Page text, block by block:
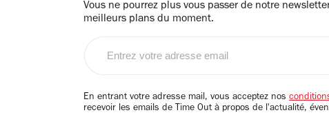
Vous ne pourrez plus vous passer de notre
meilleurs plans du moment.
email
En entrant votre adresse mail, vous acceptez nos
recevoir les emails de Time Out à propos de l'actualité,